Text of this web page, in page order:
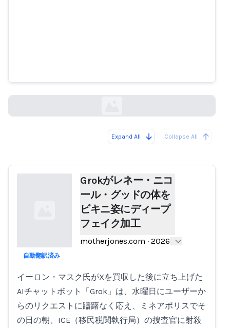
Expand All Collapse All
Grokがレネー・ニコ
ール・グッドの体を
ビキニ姿にディープ
フェイク加工
motherjones.com · 2026
自動翻訳済み
イーロン・マスク氏がXを買収した後に立ち上げた
AIチャットボット「Grok」は、水曜日にユーザーか
らのリクエストに躊躇なく応え、ミネアポリスでそ
の日の朝、ICE（移民税関執行局）の捜査官に射殺